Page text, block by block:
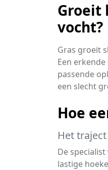
Groeit
vocht?
Gras groeit
Een
passende
een slecht
Hoe
Het
De
lastige